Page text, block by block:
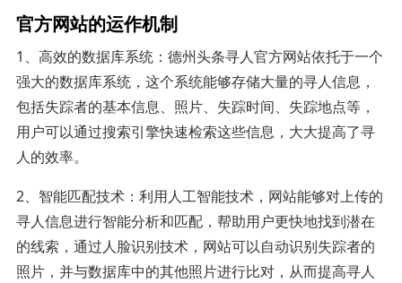
官方网站的运作机制
1、高效的数据库系统：德州头条寻人官方网站依托于一个
强大的数据库系统，这个系统能够存储大量的寻人信息，
包括失踪者的基本信息、照片、失踪时间、失踪地点等，
用户可以通过搜索引擎快速检索这些信息，大大提高了寻
人的效率。
2、智能匹配技术：利用人工智能技术，网站能够对上传的
寻人信息进行智能分析和匹配，帮助用户更快地找到潜在
的线索，通过人脸识别技术，网站可以自动识别失踪者的
照片，并与数据库中的其他照片进行比对，从而提高寻人